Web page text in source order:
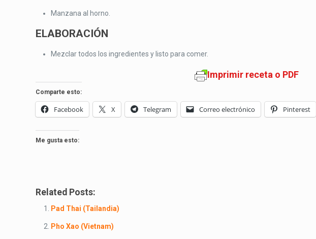
Manzana al horno.
ELABORACIÓN
Mezclar todos los ingredientes y listo para comer.
Imprimir receta o PDF
Comparte esto:
Facebook X Telegram Correo electrónico Pinterest
Me gusta esto:
Related Posts:
Pad Thai (Tailandia)
Pho Xao (Vietnam)